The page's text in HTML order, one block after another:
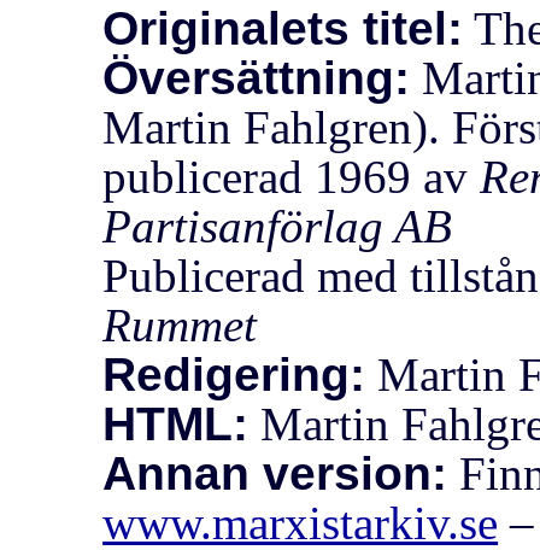
Originalets titel:
Översättning:
Martin Fahlgren).
publicerad 1969 av
Partisanförlag AB
Publicerad med
Rummet
Redigering: Martin
HTML: Martin
Annan version:
www.marxistarkiv.se